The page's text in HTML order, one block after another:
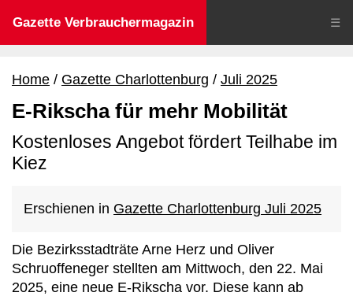
Gazette Verbrauchermagazin ☰
Home Gazette Charlottenburg Juli 2025
E-Rikscha für mehr Mobilität
Kostenloses Angebot fördert Teilhabe im
Kiez
Erschienen in Gazette Charlottenburg Juli 2025
Die Bezirksstadträte Arne Herz und Oliver
Schruoffeneger stellten am Mittwoch, den 22. Mai
2025, eine neue E-Rikscha vor. Diese kann ab